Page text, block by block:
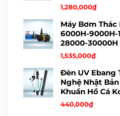
1,280,000₫
Máy Bơm Thác
6000H-9000H-
28000-30000H
1,535,000₫
Đèn UV Ebang
Nghệ Nhật
Khuẩn Hồ Cá
440,000₫